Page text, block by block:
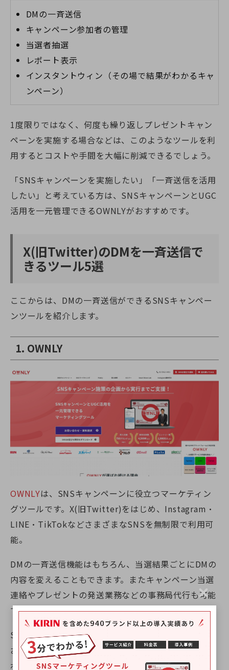
DMの一斉送信
キャンペーン参加者の管理
当選者抽選
レポート表示
インスタントウィン（その場で結果がわかるキャ
ンペーン）
1度限りではなく、何度も繰り返しプレゼントキャン
ペーンを実施する場合などは、このようなツールを利
用するとコストや手間を大幅に削減できるでしょう。
「SNSキャンペーンを実施したい」「一斉送信を活用
したい」と考えている方は、SNSキャンペーンとUGC
活用を一元管理できるOWNLYがおすすめです。
X(旧Twitter)のDMを一斉送信で
きるツール5選
ここからは、DMの一斉送信ができるSNSキャンペー
ンツールを紹介します。
1. OWNLY
OWNLYは、SNSキャンペーンに役立つマーケティン
グツールです。 X(旧Twitter)をはじめ、Instagram・
LINE・TikTokなどさまざまなSNSを無制限で利用可
能。
DMの一斉送信機能はもちろん、当選結果ごとにDMの
内容を変えることもできます。またキャンペーン当選
連絡やプレゼントの発送業務などの事務局代行も可能
です。
SNSキャンペーン全般に役立つ機能が多彩に備わって
おり、キャンペーンの企画から運用まで一貫してサ
ポート可能。さまざまなノウハウを活かし、より効果
C
l
o